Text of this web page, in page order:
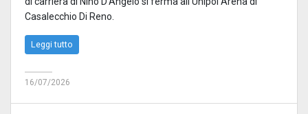
Casalecchio Di Reno.
Leggi tutto
16/07/2026